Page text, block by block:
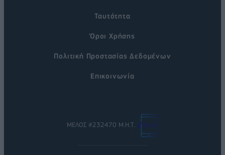
Ταυτότητα
Όροι Χρήσης
Πολιτική Προστασίας Δεδομένων
Επικοινωνία
ΜΕΛΟΣ #232470 Μ.Η.Τ.